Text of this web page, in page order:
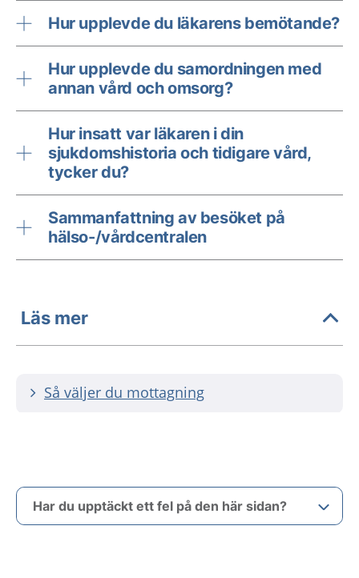
Hur upplevde du läkarens bemötande?
Hur upplevde du samordningen med
annan vård och omsorg?
Hur insatt var läkaren i din
sjukdomshistoria och tidigare vård,
tycker du?
Sammanfattning av besöket på
hälso-/vårdcentralen
Läs mer
Så väljer du mottagning
Har du upptäckt ett fel på den här sidan?